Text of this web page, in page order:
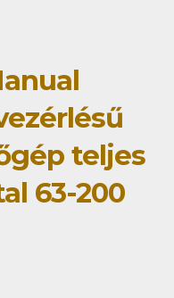
teljes
63-200